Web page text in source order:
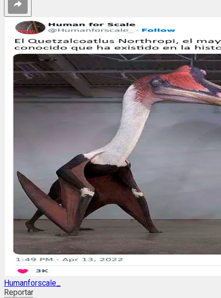
Humanforscale_
Reportar